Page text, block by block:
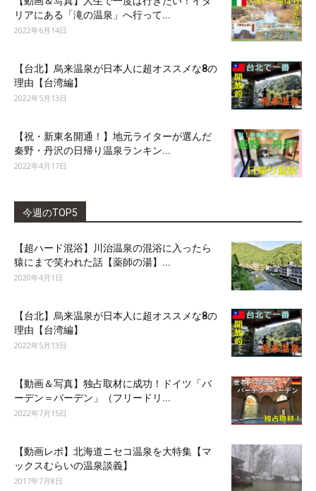
リアにある「滝の温泉」へ行って...
2022年6月14日
【台北】烏来温泉が日本人に超オススメな8の
理由【台湾編】
2022年5月13日
【祝・新東名開通！】地元ライターが選んだ
秦野・丹沢の日帰り温泉ランキン...
2022年4月17日
今週のTOP5
【超ハード混浴】川治温泉の混浴に入ったら
猿にまで笑われた話【薬師の湯】...
2020年4月1日
【台北】烏来温泉が日本人に超オススメな8の
理由【台湾編】
2022年5月13日
【動画＆写真】独占取材に成功！ドイツ「バ
ーデン＝バーデン」（フリードリ...
2022年7月15日
【動画レポ】北海道ニセコ温泉を大特集【マ
ックスむらいの温泉談義】
2017年7月8日